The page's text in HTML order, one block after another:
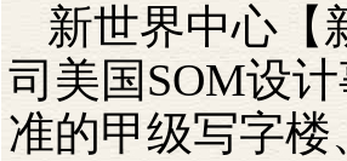
新世界中心【
司美国SOM设
准的甲级写字楼